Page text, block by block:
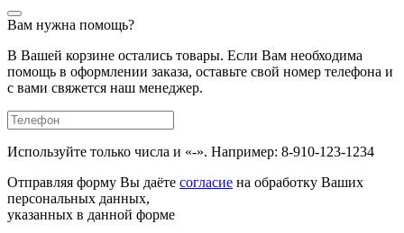
Вам нужна помощь?
В Вашей корзине остались товары. Если Вам необходима
помощь в оформлении заказа, оставьте свой номер телефона и
с вами свяжется наш менеджер.
Используйте только числа и «-». Например: 8-910-123-1234
Отправляя форму Вы даёте согласие на обработку Ваших
персональных данных,
указанных в данной форме